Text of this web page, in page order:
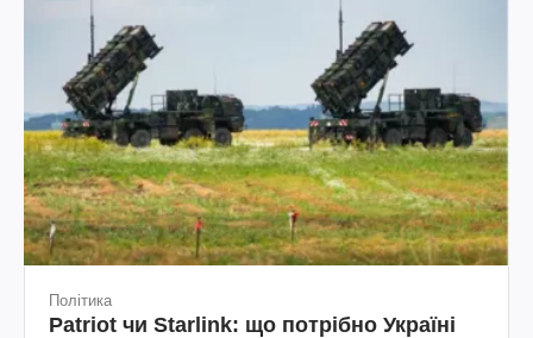
Політика
Patriot чи Starlink: що потрібно Україні